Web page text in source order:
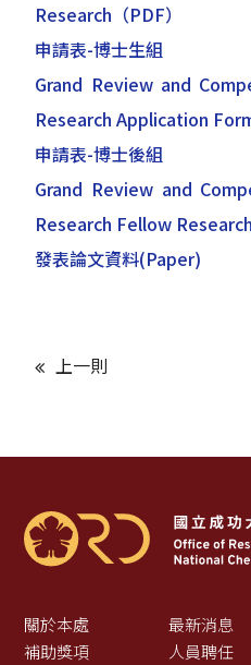
Research （PDF）
申請表-博士生組
Grand Review and
Research Application
申請表-博士後組
Grand Review and
Research Fellow
發表論文資料(Paper)
上一則
關於本處 最新消息
補助獎項
人員聘任